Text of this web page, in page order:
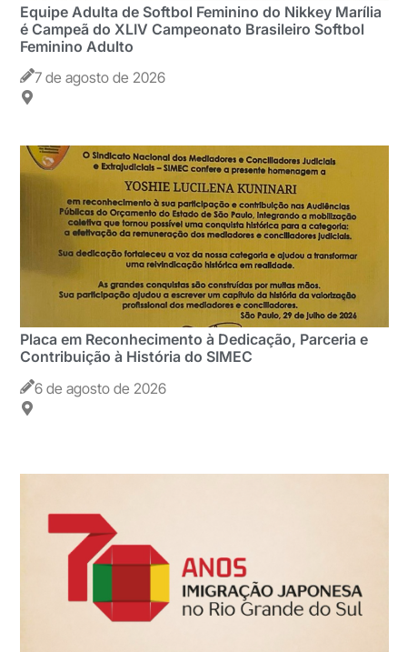
Equipe Adulta de Softbol Feminino do Nikkey Marília
é Campeã do XLIV Campeonato Brasileiro Softbol
Feminino Adulto
7 de agosto de 2026
Placa em Reconhecimento à Dedicação, Parceria e
Contribuição à História do SIMEC
6 de agosto de 2026